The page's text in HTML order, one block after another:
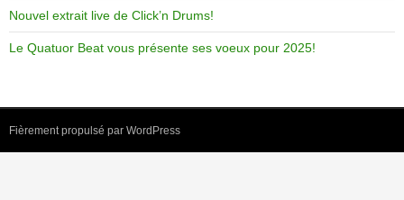
Nouvel extrait live de Click’n Drums!
Le Quatuor Beat vous présente ses voeux pour 2025!
Fièrement propulsé par WordPress